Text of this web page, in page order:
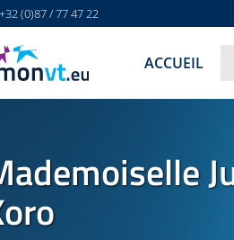
+32 (0)87 / 77 47 22
ACCUEIL